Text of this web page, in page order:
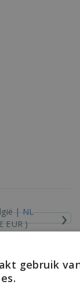
|NL
EUR )
›
gebruik